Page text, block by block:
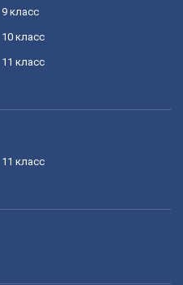
9 класс
10 класс
11 класс
11 класс